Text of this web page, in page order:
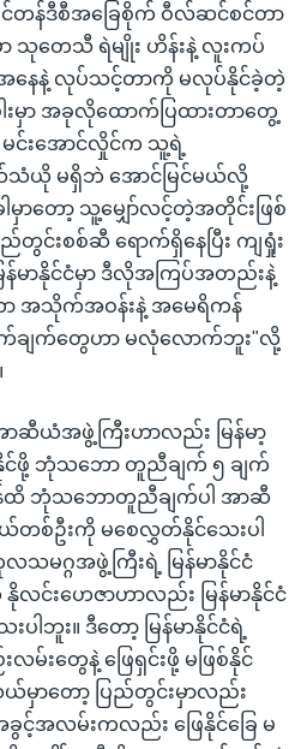
င်တန်ဒီစီအခြေစိုက် ဝီလ်ဆင်စင်တာ
သုတေသီ ရဲမျိုး ဟိန်းနဲ့ လူးကပ်
အနေနဲ့ လုပ်သင့်တာကို မလုပ်နိုင်ခဲ့တဲ့
မှာ အခုလိုထောက်ပြထားတာတွေ့
မင်းအောင်လှိုင်က သူ့ရဲ့
ယို မရှိဘဲ အောင်မြင်မယ်လို့
ါမှာတော့ သူ့မျှော်လင့်တဲ့အတိုင်းဖြစ်
င်းစစ်ဆီ ရောက်ရှိနေပြီး ကျရှုံး
ြန်မာနိုင်ငံမှာ ဒီလိုအကြပ်အတည်းနဲ့
ာ အသိုက်အဝန်းနဲ့ အမေရိကန်
က်ချက်တွေဟာ မလုံလောက်ဘူး"လို့
အာဆီယံအဖွဲ့ကြီးဟာလည်း မြန်မာ့
င်ဖို့ ဘုံသဘော တူညီချက် ၅ ချက်
န်ထိ ဘုံသဘောတူညီချက်ပါ အာဆီ
စ်ဦးကို မစေလွှတ်နိုင်သေးပါ
မဂ္ဂအဖွဲ့ကြီးရဲ့ မြန်မာနိုင်ငံ
င်းဟေဇာဟာလည်း မြန်မာနိုင်ငံ
ပါဘူး။ ဒီတော့ မြန်မာနိုင်ငံရဲ့
းတွေနဲ့ ဖြေရှင်းဖို့ မဖြစ်နိုင်
မှာတော့ ပြည်တွင်းမှာလည်း
ခွင့်အလမ်းကလည်း ဖြေနိုင်ခြေ မ